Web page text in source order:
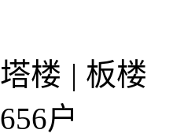
塔楼 | 板楼
656户